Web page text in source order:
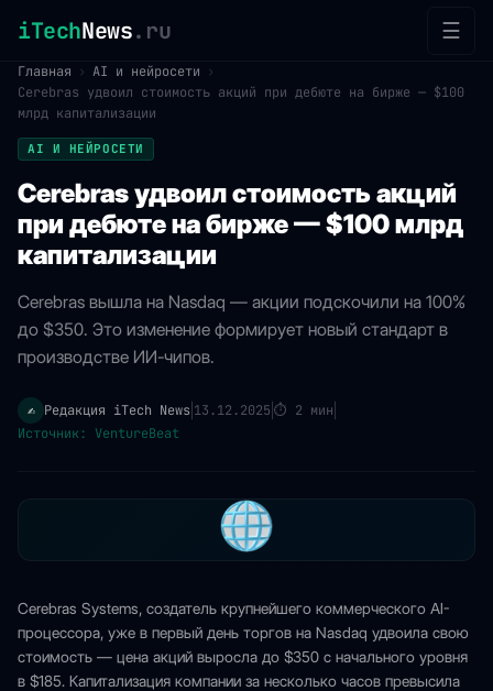
iTechNews.ru ☰
Главная › AI и нейросети
›
Cerebras удвоил стоимость акций при дебюте на бирже — $100
млрд капитализации
AI И НЕЙРОСЕТИ
Cerebras удвоил стоимость акций
при дебюте на бирже — $100 млрд
капитализации
Cerebras вышла на Nasdaq — акции подскочили на 100%
до $350. Это изменение формирует новый стандарт в
производстве ИИ-чипов.
✍️ Редакция iTech News 13.12.2025 ⏱ 2 мин
Источник: VentureBeat
Cerebras Systems, создатель крупнейшего коммерческого AI-
процессора, уже в первый день торгов на Nasdaq удвоила свою
стоимость — цена акций выросла до $350 с начального уровня
в $185. Капитализация компании за несколько часов превысила